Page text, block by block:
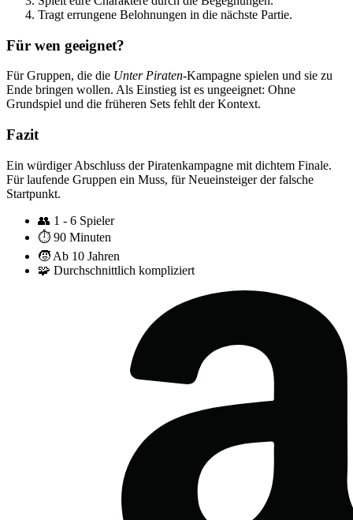
Tragt errungene Belohnungen in die nächste Partie.
Für wen geeignet?
Für Gruppen, die die Unter Piraten-Kampagne spielen und sie zu
Ende bringen wollen. Als Einstieg ist es ungeeignet: Ohne
Grundspiel und die früheren Sets fehlt der Kontext.
Fazit
Ein würdiger Abschluss der Piratenkampagne mit dichtem Finale.
Für laufende Gruppen ein Muss, für Neueinsteiger der falsche
Startpunkt.
👥 1 - 6 Spieler
⏱️ 90 Minuten
🧒 Ab 10 Jahren
🧩 Durchschnittlich kompliziert